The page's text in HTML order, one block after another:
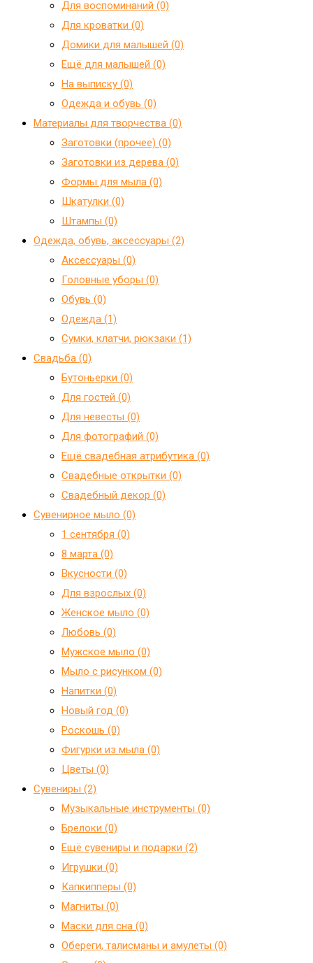
Для воспоминаний (0)
Для кроватки (0)
Домики для малышей (0)
Ещё для малышей (0)
На выписку (0)
Одежда и обувь (0)
Материалы для творчества (0)
Заготовки (прочее) (0)
Заготовки из дерева (0)
Формы для мыла (0)
Шкатулки (0)
Штампы (0)
Одежда, обувь, аксессуары (2)
Аксессуары (0)
Головные уборы (0)
Обувь (0)
Одежда (1)
Сумки, клатчи, рюкзаки (1)
Свадьба (0)
Бутоньерки (0)
Для гостей (0)
Для невесты (0)
Для фотографий (0)
Ещё свадебная атрибутика (0)
Свадебные открытки (0)
Свадебный декор (0)
Сувенирное мыло (0)
1 сентября (0)
8 марта (0)
Вкусности (0)
Для взрослых (0)
Женское мыло (0)
Любовь (0)
Мужское мыло (0)
Мыло с рисунком (0)
Напитки (0)
Новый год (0)
Роскошь (0)
Фигурки из мыла (0)
Цветы (0)
Сувениры (2)
Mузыкальные инструменты (0)
Брелоки (0)
Ещё сувениры и подарки (2)
Игрушки (0)
Капкипперы (0)
Магниты (0)
Маски для сна (0)
Обереги, талисманы и амулеты (0)